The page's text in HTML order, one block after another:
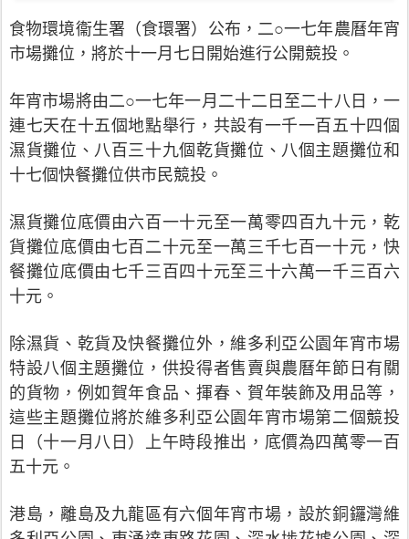
食物環境衞生署（食環署）公布，二○一七年農曆年宵
市場攤位，將於十一月七日開始進行公開競投。
年宵市場將由二○一七年一月二十二日至二十八日，一
連七天在十五個地點舉行，共設有一千一百五十四個
濕貨攤位、八百三十九個乾貨攤位、八個主題攤位和
十七個快餐攤位供市民競投。
濕貨攤位底價由六百一十元至一萬零四百九十元，乾
貨攤位底價由七百二十元至一萬三千七百一十元，快
餐攤位底價由七千三百四十元至三十六萬一千三百六
十元。
除濕貨、乾貨及快餐攤位外，維多利亞公園年宵市場
特設八個主題攤位，供投得者售賣與農曆年節日有關
的貨物，例如賀年食品、揮春、賀年裝飾及用品等，
這些主題攤位將於維多利亞公園年宵市場第二個競投
日（十一月八日）上午時段推出，底價為四萬零一百
五十元。
港島，離島及九龍區有六個年宵市場，設於銅鑼灣維